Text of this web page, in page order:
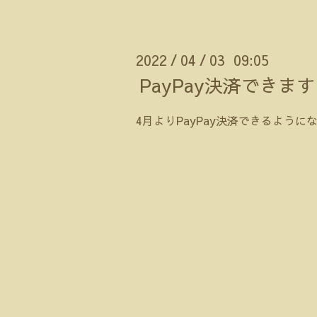
2022 / 04 / 03 09:05
PayPay決済できます
4月よりPayPay決済できるように